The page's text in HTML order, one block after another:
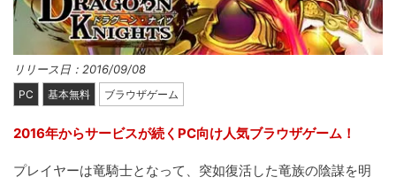
リリース日：2016/09/08
PC 基本無料 ブラウザゲーム
2016年からサービスが続くPC向け人気ブラウザゲーム！
プレイヤーは竜騎士となって、突如復活した竜族の陰謀を明